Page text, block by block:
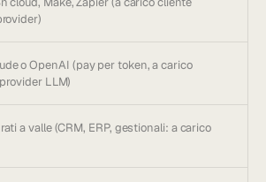
o OpenAI (pay per token, a carico
LLM)
a valle (CRM, ERP, gestionali: a carico